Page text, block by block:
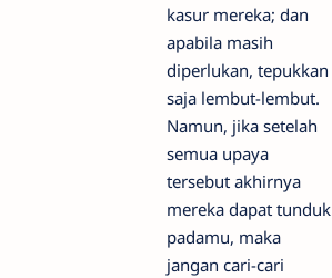
kasur mereka; dan
apabila masih
diperlukan, tepukkan
saja lembut-lembut.
Namun, jika setelah
semua upaya
tersebut akhirnya
mereka dapat tunduk
padamu, maka
jangan cari-cari